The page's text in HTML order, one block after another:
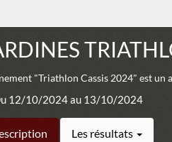
"Triathlon Cassis 2024" est
12/10/2024 au 13/10/2024
Les résultats